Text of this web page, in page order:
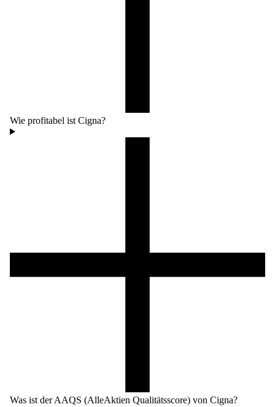
Wie profitabel ist Cigna?
Was ist der AAQS (AlleAktien Qualitätsscore) von Cigna?